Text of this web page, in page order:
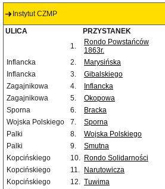
Instytut CZMP
ULICA PRZYSTANEK
1.
Rondo Powstańców
1863r.
Inflancka 2. Marysińska
Inflancka
3. Gibalskiego
Zagajnikowa
4. Inflancka
Zagajnikowa
5. Okopowa
Sporna
6. Bracka
Wojska Polskiego
7. Sporna
Palki
8. Wojska Polskiego
Palki
9. Smutna
Kopcińskiego
10. Rondo Solidarności
Kopcińskiego
11. Narutowicza
Kopcińskiego
12. Tuwima